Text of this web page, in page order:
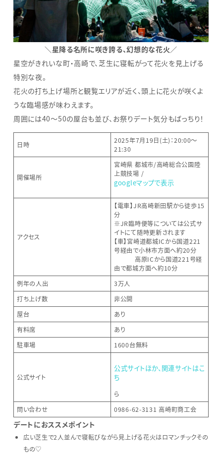
＼星降る名所に咲き誇る、幻想的な花火／
星空がきれいな町・高崎で、芝生に寝転がって花火を見上げる
特別な夜。
花火の打ち上げ場所と観覧エリアが近く、頭上に花火が咲くよ
うな臨場感が味わえます。
周囲には40〜50の屋台も並び、お祭りデート気分もばっちり！
日時
2025年7月19日(土)：20:00～
21:30
開催場所
宮崎県 都城市/高崎総合公園陸
上競技場 /
googleマップで表示
アクセス
【電車】JR高崎新田駅から徒歩15
分
※JR臨時便等については公式サ
イトにて随時更新されます
【車】宮崎道都城ICから国道221
号経由で小林市方面へ約20分
高原ICから国道221号経
由で都城方面へ約10分
例年の人出
3万人
打ち上げ数
非公開
屋台
あり
有料席
あり
駐車場
1600台無料
公式サイト
公式サイトほか、関連サイトはこ
ち
ら
問い合わせ
0986-62-3131 高崎町商工会
デートにおススメポイント
広い芝生で2人並んで寝転びながら見上げる花火はロマンチックその
もの♡